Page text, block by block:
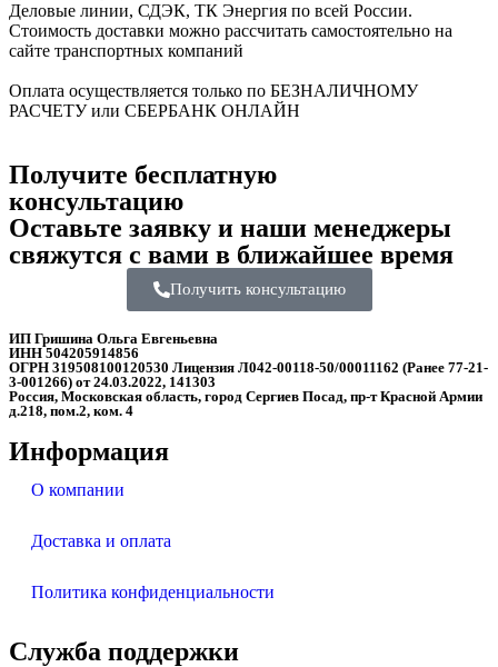
Деловые линии, СДЭК, ТК Энергия по всей России.
Стоимость доставки можно рассчитать самостоятельно на
сайте транспортных компаний
Оплата осуществляется только по БЕЗНАЛИЧНОМУ
РАСЧЕТУ или СБЕРБАНК ОНЛАЙН
Получите бесплатную
консультацию
Оставьте заявку и наши менеджеры
свяжутся с вами в ближайшее время
Получить консультацию
ИП Гришина Ольга Евгеньевна
ИНН 504205914856
ОГРН 319508100120530 Лицензия Л042-00118-50/00011162 (Ранее 77-21-
3-001266) от 24.03.2022, 141303
Россия, Московская область, город Сергиев Посад, пр-т Красной Армии
д.218, пом.2, ком. 4
Информация
О компании
Доставка и оплата
Политика конфиденциальности
Служба поддержки